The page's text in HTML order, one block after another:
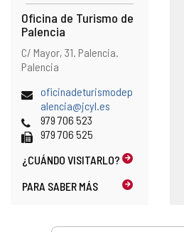
Oficina de Turismo de
Palencia
Dirección
Dirección
postal
C/ Mayor, 31. Palencia.
Palencia
Dirección
de
correo
electrónico
oficinadeturismodep
alencia@jcyl.es
Teléfonos
979 706 523
Fax 979 706 525
¿CUÁNDO VISITARLO?
PARA SABER MÁS